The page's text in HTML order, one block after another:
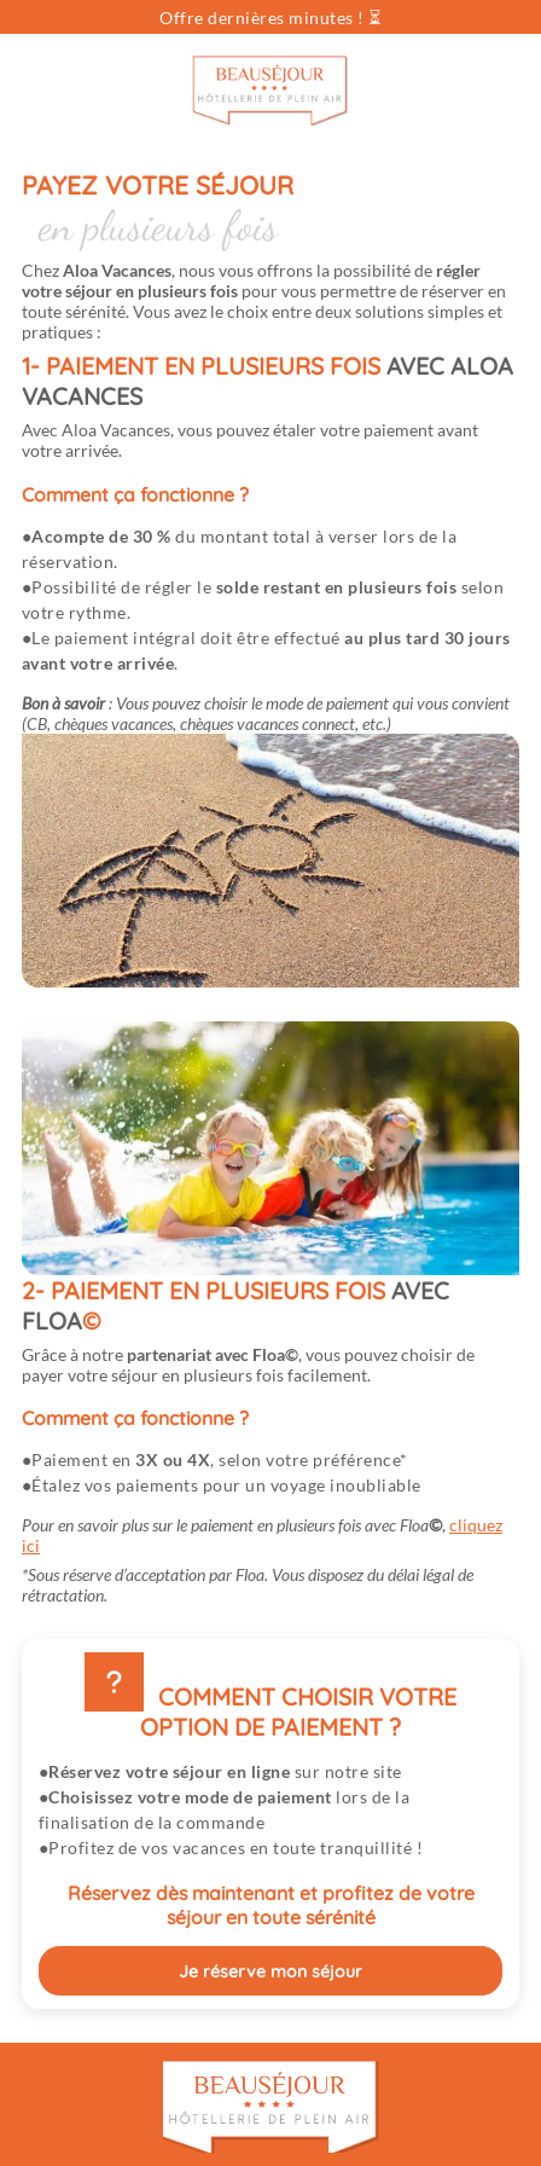
Offre dernières minutes ! ⏳
PAYEZ VOTRE SÉJOUR
en plusieurs fois
ChezAloa Vacances, nous vous offrons la possibilité de régler
votre séjour en plusieurs foispour vous permettre de réserver en
toute sérénité. Vous avez le choix entre deux solutions simples et
pratiques :
1- PAIEMENT EN PLUSIEURS FOIS AVEC ALOA
VACANCES
Avec Aloa Vacances, vous pouvez étaler votre paiement avant
votre arrivée.
Comment ça fonctionne ?
Acompte de 30 % du montant total à verser lors de la
réservation.
Possibilité de régler le solde restant en plusieurs fois selon
votre rythme.
Le paiement intégral doit être effectuéau plus tard 30 jours
avant votre arrivée.
Bon à savoir: Vous pouvez choisir le mode de paiement qui vous convient
(CB, chèques vacances, chèques vacances connect, etc.)
2- PAIEMENT EN PLUSIEURS FOIS AVEC
FLOA©
Grâce à notre partenariat avec Floa©, vous pouvez choisir de
payer votre séjour en plusieurs fois facilement.
Comment ça fonctionne ?
Paiement en3X ou 4X, selon votre préférence*
Étalez vos paiements pour un voyage inoubliable
Pour en savoir plus sur le paiement en plusieurs fois avec Floa©, cliquez
ici
*Sous réserve d’acceptation par Floa. Vous disposez du délai légal de
rétractation.
COMMENT CHOISIR VOTRE
OPTION DE PAIEMENT ?
Réservez votre séjour en ligne sur notre site
Choisissez votre mode de paiement lors de la
finalisation de la commande
Profitez de vos vacances en toute tranquillité !
Réservez dès maintenant et profitez de votre
séjour en toute sérénité
Je réserve mon séjour
Vous cherchez...